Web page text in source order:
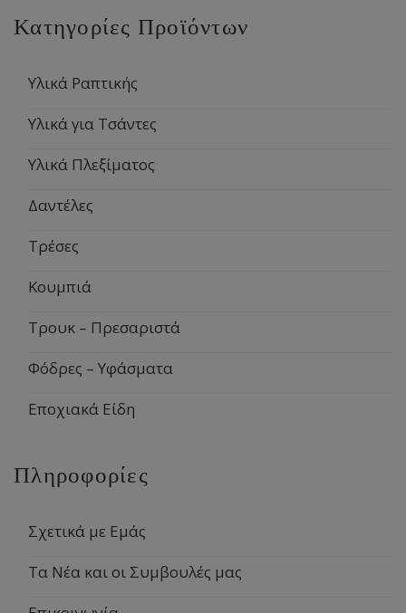
Κατηγορίες Προϊόντων
Υλικά Ραπτικής
Υλικά για Τσάντες
Υλικά Πλεξίματος
Δαντέλες
Τρέσες
Κουμπιά
Τρουκ – Πρεσαριστά
Φόδρες – Υφάσματα
Εποχιακά Είδη
Πληροφορίες
Σχετικά με Εμάς
Τα Νέα και οι Συμβουλές μας